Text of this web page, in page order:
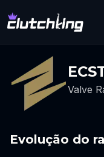
Valve
Evolução do